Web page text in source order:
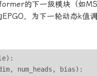
的下一级模块（如
，为下一轮动态k值
num_heads, bias):